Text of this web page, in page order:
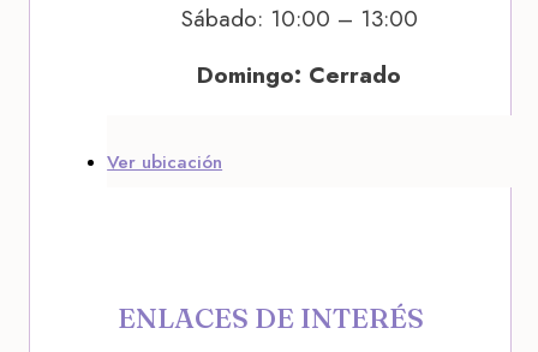
Sábado: 10:00 – 13:00
Domingo: Cerrado
Ver ubicación
ENLACES DE INTERÉS